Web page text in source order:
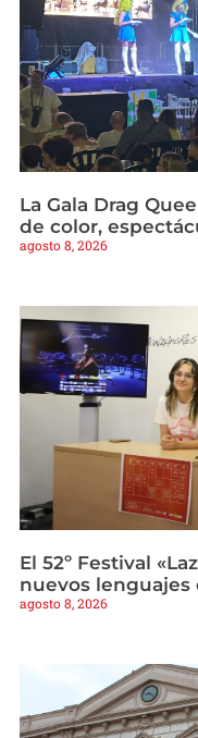
La Gala Drag
de color,
agosto 8, 2026
El 52º Festival
nuevos lenguajes
agosto 8, 2026